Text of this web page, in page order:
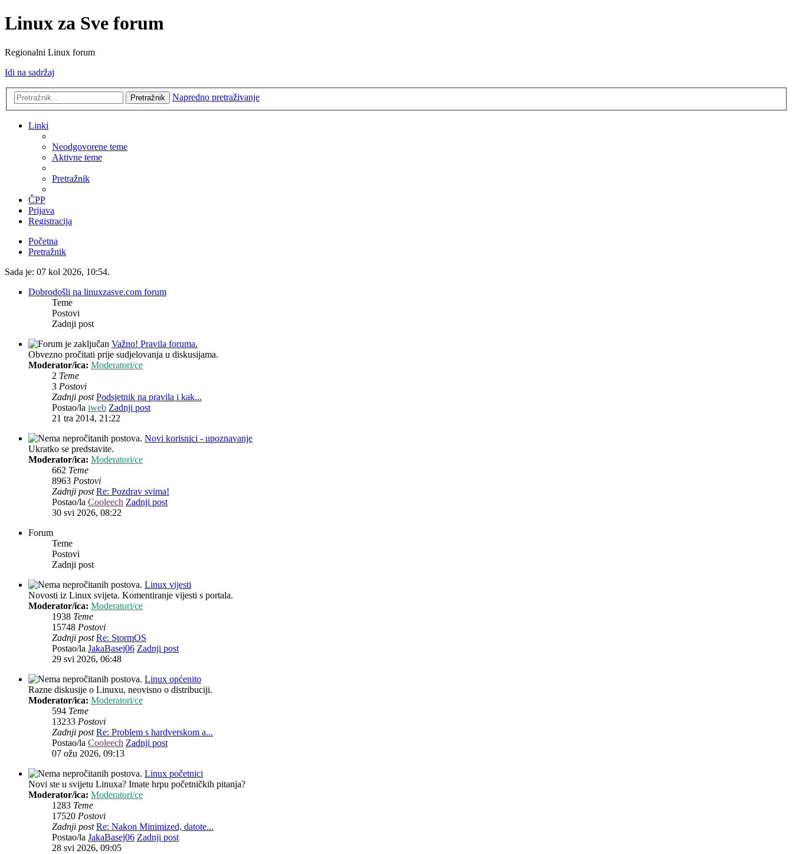
Linux za Sve forum
Regionalni Linux forum
Idi na sadržaj
Pretražnik Napredno pretraživanje
Linki
Neodgovorene teme
Aktivne teme
Pretražnik
ČPP
Prijava
Registracija
Početna
Pretražnik
Sada je: 07 kol 2026, 10:54.
Dobrodošli na linuxzasve.com forum
Teme
Postovi
Zadnji post
Važno! Pravila foruma.
Obvezno pročitati prije sudjelovanja u diskusijama.
Moderator/ica: Moderatori/ce
2 Teme
3 Postovi
Zadnji post Podsjetnik na pravila i kak...
Postao/la iweb Zadnji post
21 tra 2014, 21:22
Novi korisnici - upoznavanje
Ukratko se predstavite.
Moderator/ica: Moderatori/ce
662 Teme
8963 Postovi
Zadnji post Re: Pozdrav svima!
Postao/la Cooleech Zadnji post
30 svi 2026, 08:22
Forum
Teme
Postovi
Zadnji post
Linux vijesti
Novosti iz Linux svijeta. Komentiranje vijesti s portala.
Moderator/ica: Moderatori/ce
1938 Teme
15748 Postovi
Zadnji post Re: StormOS
Postao/la JakaBasej06 Zadnji post
29 svi 2026, 06:48
Linux općenito
Razne diskusije o Linuxu, neovisno o distribuciji.
Moderator/ica: Moderatori/ce
594 Teme
13233 Postovi
Zadnji post Re: Problem s hardverskom a...
Postao/la Cooleech Zadnji post
07 ožu 2026, 09:13
Linux početnici
Novi ste u svijetu Linuxa? Imate hrpu početničkih pitanja?
Moderator/ica: Moderatori/ce
1283 Teme
17520 Postovi
Zadnji post Re: Nakon Minimized, datote...
Postao/la JakaBasej06 Zadnji post
28 svi 2026, 09:05